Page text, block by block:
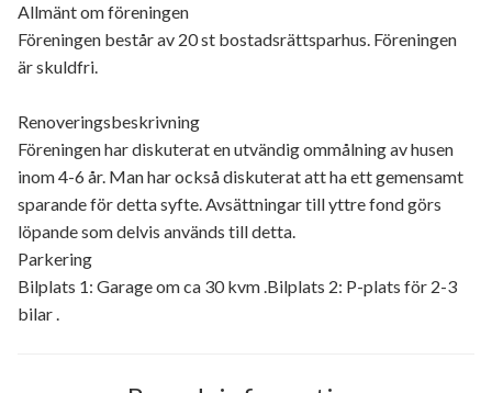
Allmänt om föreningen
Föreningen består av 20 st bostadsrättsparhus. Föreningen
är skuldfri.
Renoveringsbeskrivning
Föreningen har diskuterat en utvändig ommålning av husen
inom 4-6 år. Man har också diskuterat att ha ett gemensamt
sparande för detta syfte. Avsättningar till yttre fond görs
löpande som delvis används till detta.
Parkering
Bilplats 1: Garage om ca 30 kvm .Bilplats 2: P-plats för 2-3
bilar .